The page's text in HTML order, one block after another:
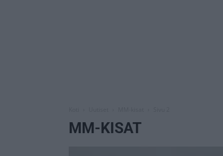
MM-KISAT